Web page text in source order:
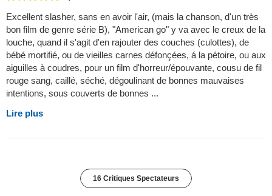
Excellent slasher, sans en avoir l'air, (mais la chanson, d'un très
bon film de genre série B), "American go" y va avec le creux de la
louche, quand il s'agit d'en rajouter des couches (culottes), de
bébé mortifié, ou de vieilles carnes défonçées, á la pétoire, ou aux
aiguilles à coudres, pour un film d'horreur/épouvante, cousu de fil
rouge sang, caillé, séché, dégoulinant de bonnes mauvaises
intentions, sous couverts de bonnes ...
Lire plus
16 Critiques Spectateurs